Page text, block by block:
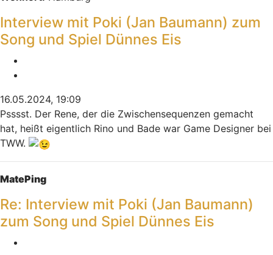
Interview mit Poki (Jan Baumann) zum
Song und Spiel Dünnes Eis
16.05.2024, 19:09
Psssst. Der Rene, der die Zwischensequenzen gemacht
hat, heißt eigentlich Rino und Bade war Game Designer bei
TWW.
Nach oben
MatePing
Re: Interview mit Poki (Jan Baumann)
zum Song und Spiel Dünnes Eis